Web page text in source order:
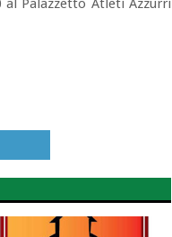
al Palazzetto Atleti Azzurri